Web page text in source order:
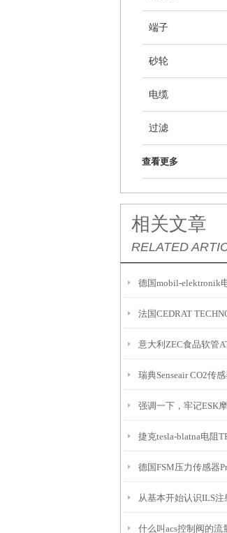
端子
砂轮
电缆
过滤
查看更多
相关文章
RELATED
德国mobil-elektronik
法国CEDRAT
意大利ZEC食品软管
瑞典Senseair CO2传感
强调一下，牢记ESK
捷克tesla-blatna电阻
德国FSM压力传感器
从基本开始认识ILS注
什么叫acs控制阀的流